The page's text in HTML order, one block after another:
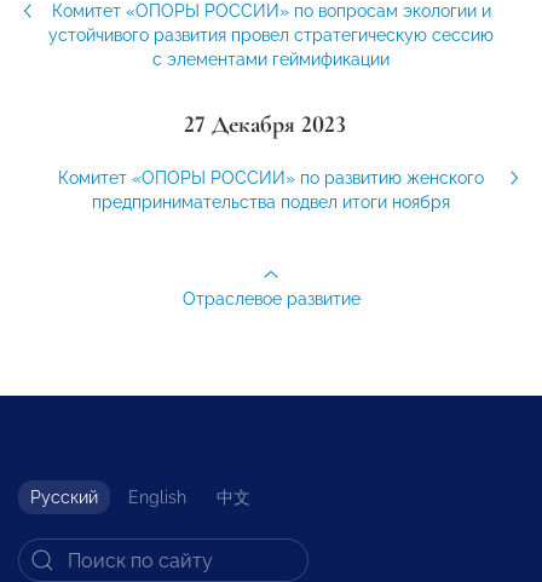
Комитет «ОПОРЫ РОССИИ» по вопросам экологии и
устойчивого развития провел стратегическую сессию
с элементами геймификации
27 Декабря 2023
Комитет «ОПОРЫ РОССИИ» по развитию женского
предпринимательства подвел итоги ноября
Отраслевое развитие
Русский English 中文